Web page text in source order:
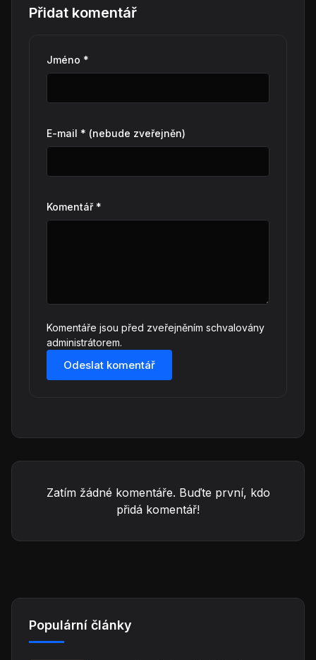
Přidat komentář
Jméno *
E-mail * (nebude zveřejněn)
Komentář *
Komentáře jsou před zveřejněním schvalovány
administrátorem.
Odeslat komentář
Zatím žádné komentáře. Buďte první, kdo
přidá komentář!
Populární články